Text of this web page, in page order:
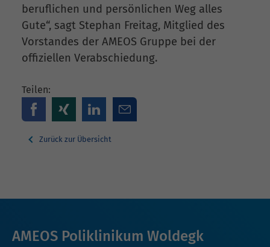
beruflichen und persönlichen Weg alles
Gute“, sagt Stephan Freitag, Mitglied des
Vorstandes der AMEOS Gruppe bei der
offiziellen Verabschiedung.
Teilen:
Zurück zur Übersicht
AMEOS Poliklinikum Woldegk